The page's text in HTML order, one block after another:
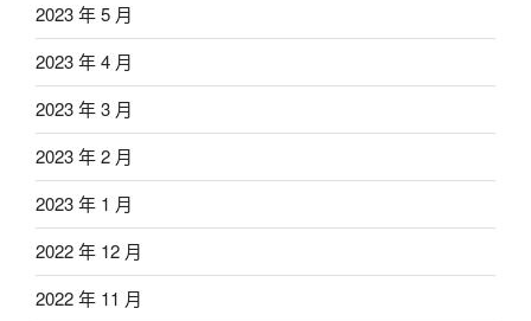
2023 年 5 月
2023 年 4 月
2023 年 3 月
2023 年 2 月
2023 年 1 月
2022 年 12 月
2022 年 11 月